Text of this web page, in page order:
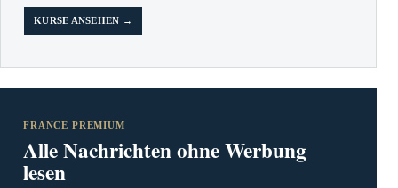
KURSE ANSEHEN →
FRANCE PREMIUM
Alle Nachrichten ohne Werbung
lesen